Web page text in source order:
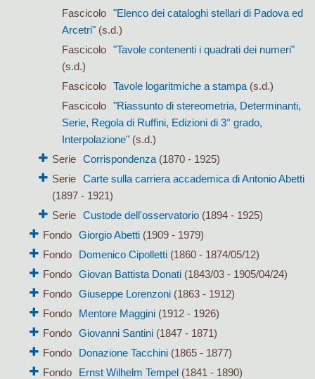
Fascicolo
"Elenco dei cataloghi stellari di Padova ed
Arcetri"(s.d.)
Fascicolo
"Tavole contenenti i quadrati dei numeri"
(s.d.)
Fascicolo
Tavole logaritmiche a stampa(s.d.)
Fascicolo
"Riassunto di stereometria, Determinanti,
Serie, Regola di Ruffini, Edizioni di 3° grado,
Interpolazione"(s.d.)
Serie
Corrispondenza (1870 - 1925)
Serie
Carte sulla carriera accademica di Antonio Abetti
(1897 - 1921)
Serie
Custode dell'osservatorio (1894 - 1925)
Fondo Giorgio Abetti(1909 - 1979)
Fondo
Domenico Cipolletti(1860 - 1874/05/12)
Fondo Giovan Battista Donati(1843/03 - 1905/04/24)
Fondo Giuseppe Lorenzoni(1863 - 1912)
Fondo
Mentore Maggini(1912 - 1926)
Fondo Giovanni Santini(1847 - 1871)
Fondo
Donazione Tacchini(1865 - 1877)
Fondo
Ernst Wilhelm Tempel(1841 - 1890)